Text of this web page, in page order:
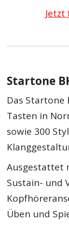
Startone
Das Startone
Tasten in
sowie 300
Ausgestattet
Sustain- und
Üben und